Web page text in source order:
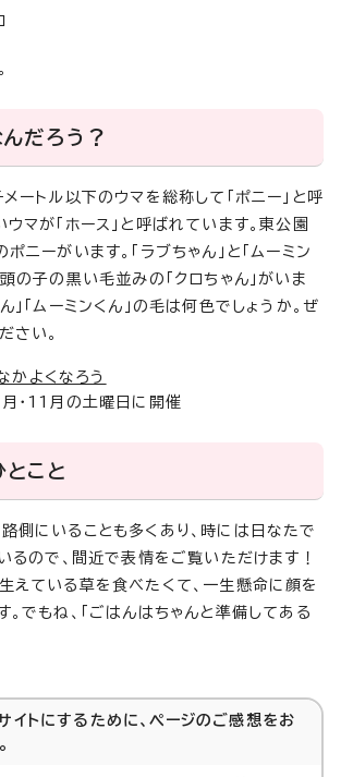
だろう？
ートル以下のウマを総称して「ポニー」と呼
ウマが「ホース」と呼ばれています。東公園
ニーがいます。「ラブちゃん」と「ムーミン
の子の黒い毛並みの「クロちゃん」がいま
」「ムーミンくん」の毛は何色でしょうか。ぜ
さい。
かよくなろう
・11月の土曜日に開催
こと
側にいることも多くあり、時には日なたで
いるので、間近で表情をご覧いただけます！
えている草を食べたくて、一生懸命に顔を
。でもね、「ごはんはちゃんと準備してある
イトにするために、ページのご感想をお